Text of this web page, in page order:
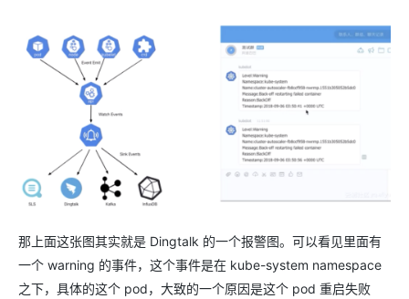
那上面这张图其实就是 Dingtalk 的一个报警图。可以看见里面有
一个 warning 的事件，这个事件是在 kube-system namespace
之下，具体的这个 pod，大致的一个原因是这个 pod 重启失败